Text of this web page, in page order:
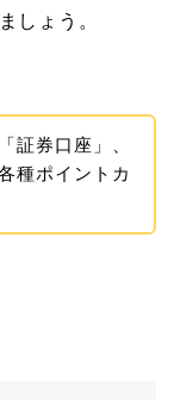
ましょう。
証券口座」、
種ポイントカ